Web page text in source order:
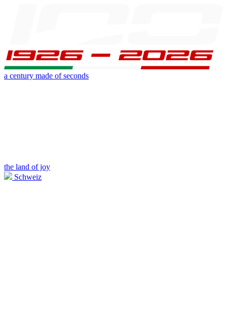
a century made of seconds
the land of joy
Schweiz